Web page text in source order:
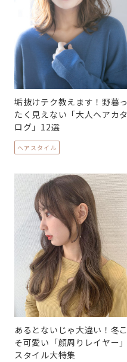
垢抜けテク教えます！野暮っ
たく見えない「大人ヘアカタ
ログ」12選
ヘアスタイル
あるとないじゃ大違い！冬こ
そ可愛い「顔周りレイヤー」
スタイル大特集